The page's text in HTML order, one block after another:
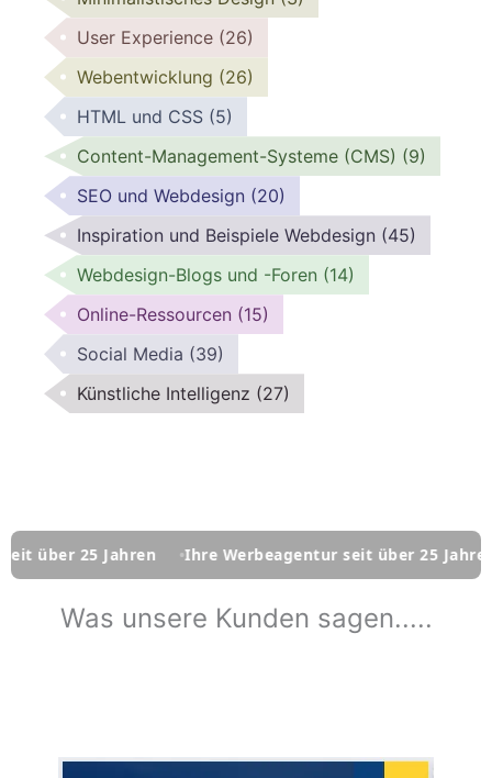
User Experience (26)
Webentwicklung (26)
HTML und CSS (5)
Content-Management-Systeme (CMS) (9)
SEO und Webdesign (20)
Inspiration und Beispiele Webdesign (45)
Webdesign-Blogs und -Foren (14)
Online-Ressourcen (15)
Social Media (39)
Künstliche Intelligenz (27)
25 Jahren Ihre Werbeagentur seit über 25 Jahren
Was unsere Kunden sagen.....